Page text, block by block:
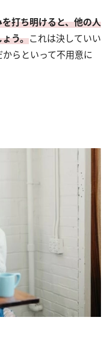
打ち明けると、他の人
う。これは決していい
らといって不用意に